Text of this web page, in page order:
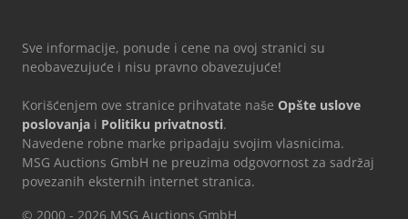
Sve informacije, ponude i cene na ovoj stranici su
neobavezujuće i nisu pravno obavezujuće!
Korišćenjem ove stranice prihvatate naše Opšte uslove
poslovanja i Politiku privatnosti.
Navedene robne marke pripadaju svojim vlasnicima.
MSG Auctions GmbH ne preuzima odgovornost za sadržaj
povezanih eksternih internet stranica.
© 2000 - 2026 MSG Auctions GmbH